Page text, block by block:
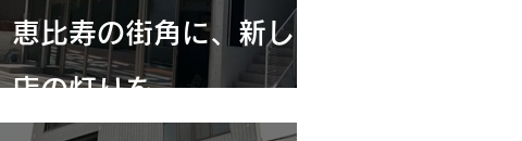
恵比寿の街角に、新しい
店の灯りを。